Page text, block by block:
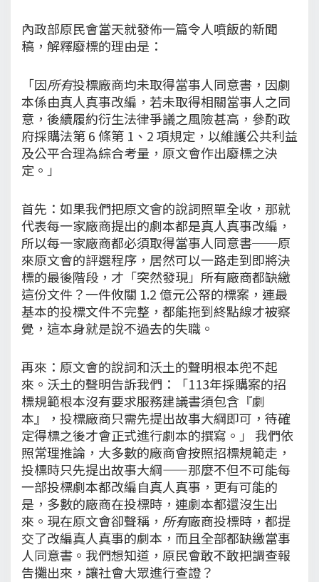
內政部原民會當天就發佈一篇令人噴飯的新聞
稿，解釋廢標的理由是：
「因所有投標廠商均未取得當事人同意書，因劇
本係由真人真事改編，若未取得相關當事人之同
意，後續履約衍生法律爭議之風險甚高，參酌政
府採購法第 6 條第 1、2 項規定，以維護公共利益
及公平合理為綜合考量，原文會作出廢標之決
定。」
首先：如果我們把原文會的說詞照單全收，那就
代表每一家廠商提出的劇本都是真人真事改編，
所以每一家廠商都必須取得當事人同意書──原
來原文會的評選程序，居然可以一路走到即將決
標的最後階段，才「突然發現」所有廠商都缺繳
這份文件？一件攸關 1.2 億元公帑的標案，連最
基本的投標文件不完整，都能拖到終點線才被察
覺，這本身就是說不過去的失職。
再來：原文會的說詞和沃土的聲明根本兜不起
來。沃土的聲明告訴我們：「113年採購案的招
標規範根本沒有要求服務建議書須包含『劇
本』，投標廠商只需先提出故事大綱即可，待確
定得標之後才會正式進行劇本的撰寫。」 我們依
照常理推論，大多數的廠商會按照招標規範走，
投標時只先提出故事大綱——那麼不但不可能每
一部投標劇本都改編自真人真事，更有可能的
是，多數的廠商在投標時，連劇本都還沒生出
來。現在原文會卻聲稱， 所有廠商投標時，都提
交了改編真人真事的劇本，而且全部都缺繳當事
人同意書。我們想知道，原民會敢不敢把調查報
告攤出來，讓社會大眾進行查證？